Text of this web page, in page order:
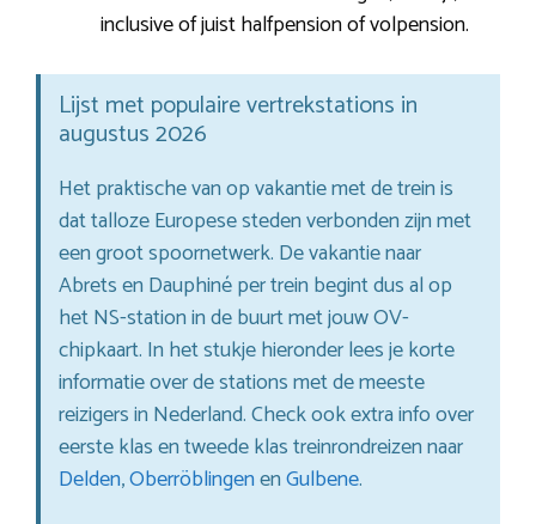
inclusive of juist halfpension of volpension.
Lijst met populaire vertrekstations in
augustus 2026
Het praktische van op vakantie met de trein is
dat talloze Europese steden verbonden zijn met
een groot spoornetwerk. De vakantie naar
Abrets en Dauphiné per trein begint dus al op
het NS-station in de buurt met jouw OV-
chipkaart. In het stukje hieronder lees je korte
informatie over de stations met de meeste
reizigers in Nederland. Check ook extra info over
eerste klas en tweede klas treinrondreizen naar
Delden,OberröblingenenGulbene.